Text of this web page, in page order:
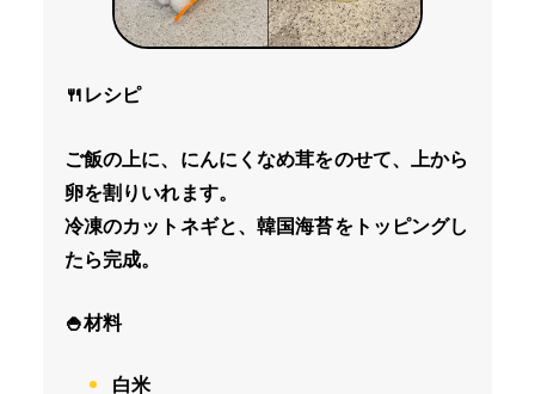
🍴レシピ
ご飯の上に、にんにくなめ茸をのせて、上から
卵を割りいれます。
冷凍のカットネギと、韓国海苔をトッピングし
たら完成。
🍚材料
白米